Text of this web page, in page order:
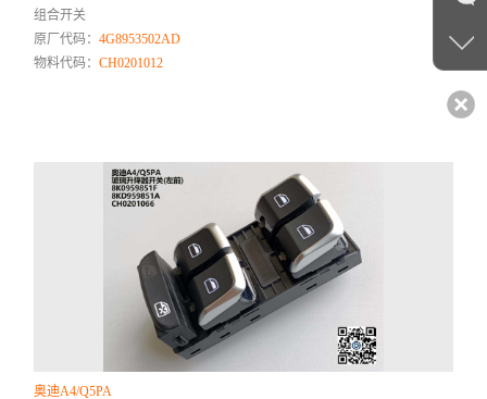
组合开关
原厂代码：4G8953502AD
物料代码：CH0201012
奥迪A4/Q5PA